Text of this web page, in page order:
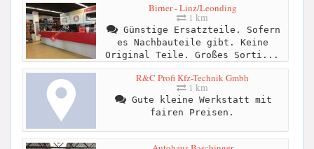
Birner - Linz/Leonding
1 km
Günstige Ersatzteile. Sofern
es Nachbauteile gibt. Keine
Original Teile. Großes Sorti...
R&C Profi Kfz-Technik Gmbh
1 km
Gute kleine Werkstatt mit
fairen Preisen.